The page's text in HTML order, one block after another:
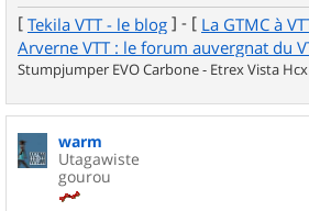
[ Tekila VTT - le blog ] - [ La GTMC à
Arverne VTT : le forum auvergnat du
Stumpjumper EVO Carbone - Etrex Vista Hcx
warm
Utagawiste
gourou